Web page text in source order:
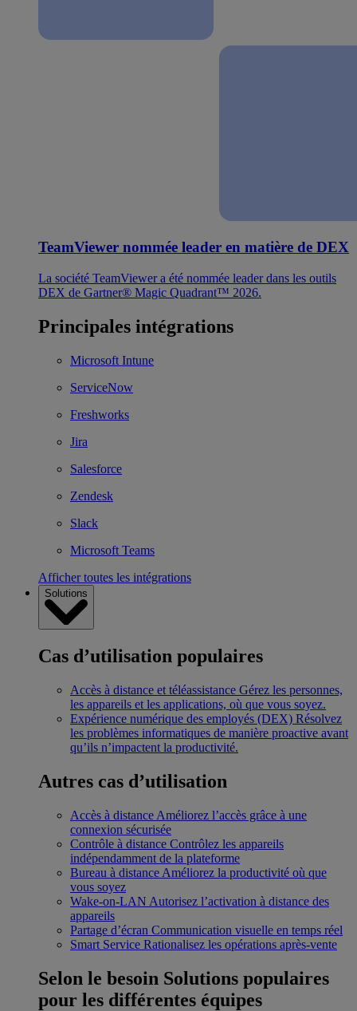
TeamViewer nommée leader en matière de DEX
La société TeamViewer a été nommée leader dans les outils
DEX de Gartner® Magic Quadrant™ 2026.
Principales intégrations
Microsoft Intune
ServiceNow
Freshworks
Jira
Salesforce
Zendesk
Slack
Microsoft Teams
Afficher toutes les intégrations
Solutions
Cas d’utilisation populaires
Accès à distance et téléassistance Gérez les personnes,
les appareils et les applications, où que vous soyez.
Expérience numérique des employés (DEX) Résolvez
les problèmes informatiques de manière proactive avant
qu’ils n’impactent la productivité.
Autres cas d’utilisation
Accès à distance Améliorez l’accès grâce à une
connexion sécurisée
Contrôle à distance Contrôlez les appareils
indépendamment de la plateforme
Bureau à distance Améliorez la productivité où que
vous soyez
Wake-on-LAN Autorisez l’activation à distance des
appareils
Partage d’écran Communication visuelle en temps réel
Smart Service Rationalisez les opérations après-vente
Selon le besoin Solutions populaires
pour les différentes équipes